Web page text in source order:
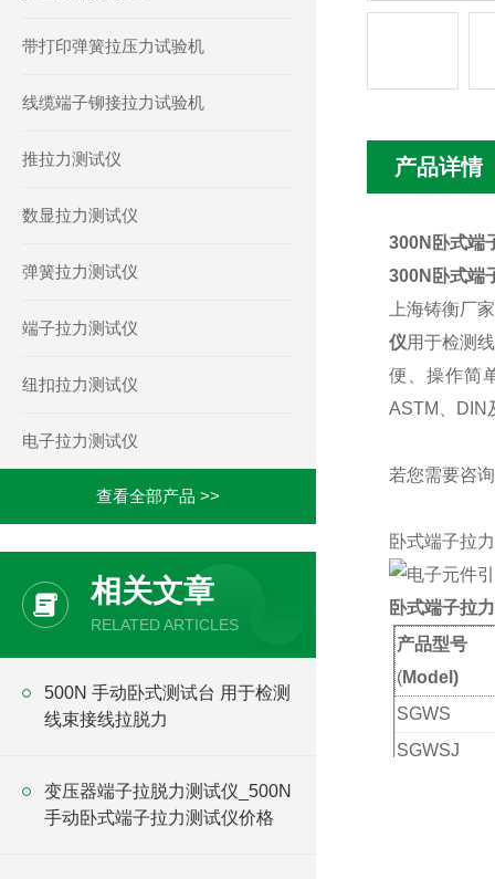
带打印弹簧拉压力试验机
线缆端子铆接拉力试验机
推拉力测试仪
数显拉力测试仪
弹簧拉力测试仪
端子拉力测试仪
纽扣拉力测试仪
电子拉力测试仪
查看全部产品 >>
相关文章
RELATED ARTICLES
500N 手动卧式测试台 用于检测
线束接线拉脱力
变压器端子拉脱力测试仪_500N
手动卧式端子拉力测试仪价格
产品详情
300N卧式端
300N卧式端
上海铸衡厂
仪用于检测
便、操作简
ASTM、DIN
若您需要咨
卧式端子拉
卧式端子拉
产品型号
(Model)
SGWS
SGWSJ